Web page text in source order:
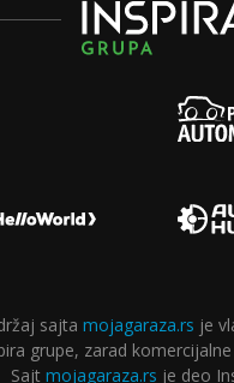
sajta mojagaraza.rs je
grupe, zarad
Sajt mojagaraza.rs je deo